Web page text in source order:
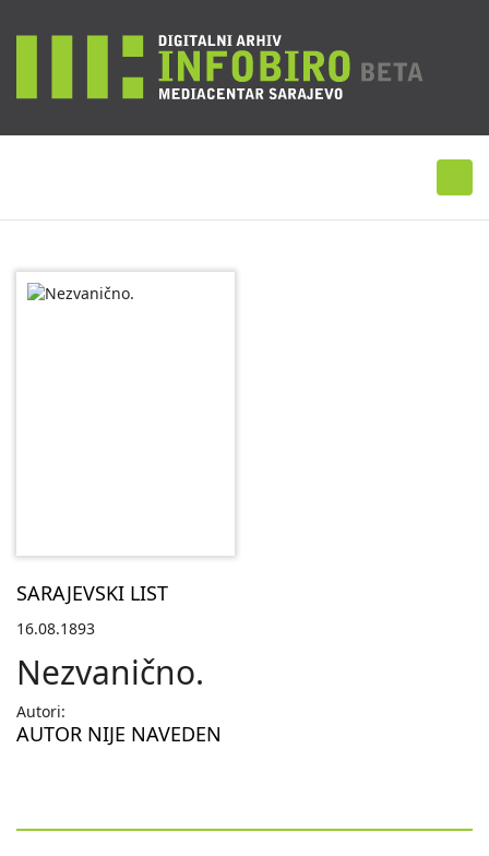
SARAJEVSKI LIST
16.08.1893
Nezvanično.
Autori:
AUTOR NIJE NAVEDEN